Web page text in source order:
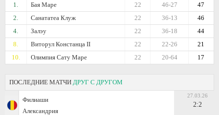
1.
Бая Маре 47
46-27
22
2.
Санататеа Клуж 46
36-13
22
4.
Залэу 44
36-18
22
8.
Виторул Констанца II 21
22-26
22
10.
Олимпия Сату Маре 17
20-64
22
ПОСЛЕДНИЕ МАТЧИ ДРУГ С ДРУГОМ
Филиаши
Александрия
27.03.26
2:2